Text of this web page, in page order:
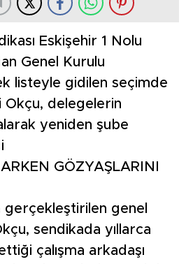
Eskişehir 1 Nolu
Genel Kurulu
listeyle gidilen seçimde
Okçu, delegelerin
yeniden şube
GÖZYAŞLARINI
gerçekleştirilen genel
sendikada yıllarca
çalışma arkadaşı